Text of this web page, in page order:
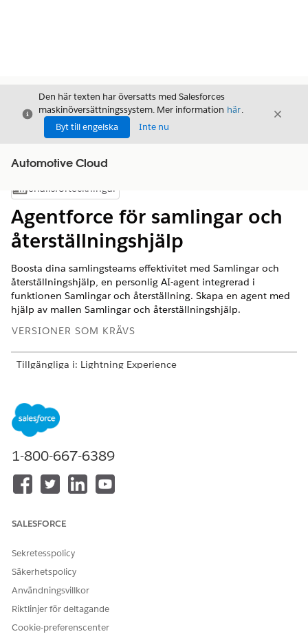
Stäng
Den här texten har översatts med Salesforces
maskinöversättningssystem. Mer information här.
Byt till engelska
Inte nu
Stäng
Automotive Cloud
Visa innehållsförteckning
Innehållsförteckningar
Agentforce för samlingar och
återställningshjälp
Boosta dina samlingsteams effektivitet med Samlingar och
återställningshjälp, en personlig AI-agent integrerad i
funktionen Samlingar och återställning. Skapa en agent med
hjälp av mallen Samlingar och återställningshjälp.
VERSIONER SOM KRÄVS
Tillgängliga i: Lightning Experience
Developer
eller inkluderat i Agentforce 1 Automotive Edition. Kräver
att varje användare har tillägget Agentforce för Automotive
för åtkomst till åtgärden.
och Samlingar och återställning klonas och tilldelas din
administratör innan du sätter igång.
samlingar och återställningshjälp
LÖSTE DENNA ARTIKEL DITT PROBLEM?
1-800-667-6389
SALESFORCE
Sekretesspolicy
Säkerhetspolicy
Användningsvillkor
Riktlinjer för deltagande
Cookie-preferenscenter